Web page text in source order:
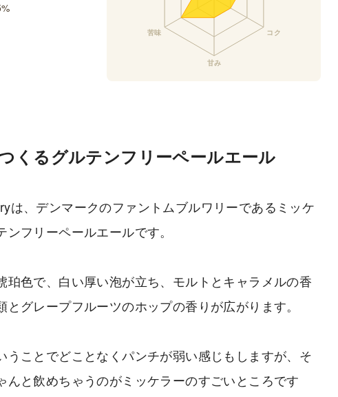
くるグルテンフリーペールエール
は、デンマークのファントムブルワリーであるミッケ
フリーペールエールです。
珀色で、白い厚い泡が立ち、モルトとキャラメルの香
とグレープフルーツのホップの香りが広がります。
うことでどことなくパンチが弱い感じもしますが、そ
んと飲めちゃうのがミッケラーのすごいところです